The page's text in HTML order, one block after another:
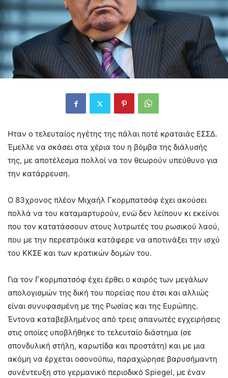
Ηταν ο τελευταίος ηγέτης της πάλαι ποτέ κραταιάς ΕΣΣΔ.
Έμελλε να σκάσει στα χέρια του η βόμβα της διάλυσής
της, με αποτέλεσμα πολλοί να τον θεωρούν υπεύθυνο για
την κατάρρευση.
Ο 83χρονος πλέον Μιχαήλ Γκορμπατσόφ έχει ακούσει
πολλά να του καταμαρτυρούν, ενώ δεν λείπουν κι εκείνοι
που τον κατατάσσουν στους λυτρωτές του ρωσικού λαού,
που με την περεστρόικα κατάφερε να αποτινάξει την ισχύ
του ΚΚΣΕ και των κρατικών δομών του.
Για τον Γκορμπατσόφ έχει έρθει ο καιρός των μεγάλων
απολογισμών της δική του πορείας που έτσι και αλλιώς
είναι συνυφασμένη με της Ρωσίας και της Ευρώπης.
Έντονα καταβεβλημένος από τρεις απανωτές εγχειρήσεις
στις οποίες υποβλήθηκε το τελευταίο διάστημα (σε
σπονδυλική στήλη, καρωτίδα και προστάτη) και με μια
ακόμη να έρχεται οσονούπω, παραχώρησε βαρυσήμαντη
συνέντευξη στο γερμανικό περιοδικό Spiegel, με έναν